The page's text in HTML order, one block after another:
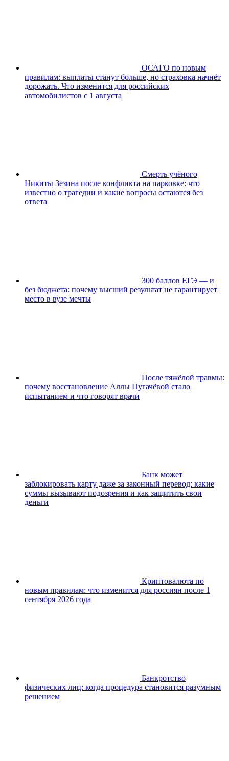
ОСАГО по новым
правилам: выплаты станут больше, но страховка начнёт
дорожать. Что изменится для российских
автомобилистов с 1 августа
Смерть учёного
Никиты Зезина после конфликта на парковке: что
известно о трагедии и какие вопросы остаются без
ответа
300 баллов ЕГЭ — и
без бюджета: почему высший результат не гарантирует
место в вузе мечты
После тяжёлой травмы:
почему восстановление Аллы Пугачёвой стало
испытанием и что говорят врачи
Банк может
заблокировать карту даже за законный перевод: какие
суммы вызывают подозрения и как защитить свои
деньги
Криптовалюта по
новым правилам: что изменится для россиян после 1
сентября 2026 года
Банкротство
физических лиц: когда процедура становится разумным
решением